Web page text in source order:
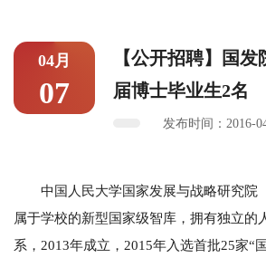
04月
07
【公开招聘】国
届博士毕业生2名
发布时间：2016-
中国人民大学国家发展与战略研究院
属于学校的新型国家级智库，拥有独立的
系，2013年成立，2015年入选首批25家“